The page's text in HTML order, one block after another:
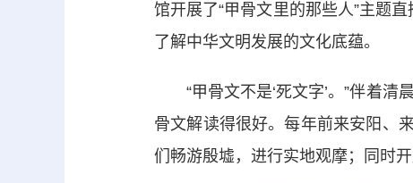
馆开展了“甲骨文里的那些人”主题
了解中华文明发展的文化底蕴。
“甲骨文不是‘死文字’。”伴着清
骨文解读得很好。每年前来安阳、
们畅游殷墟，进行实地观摩；同时